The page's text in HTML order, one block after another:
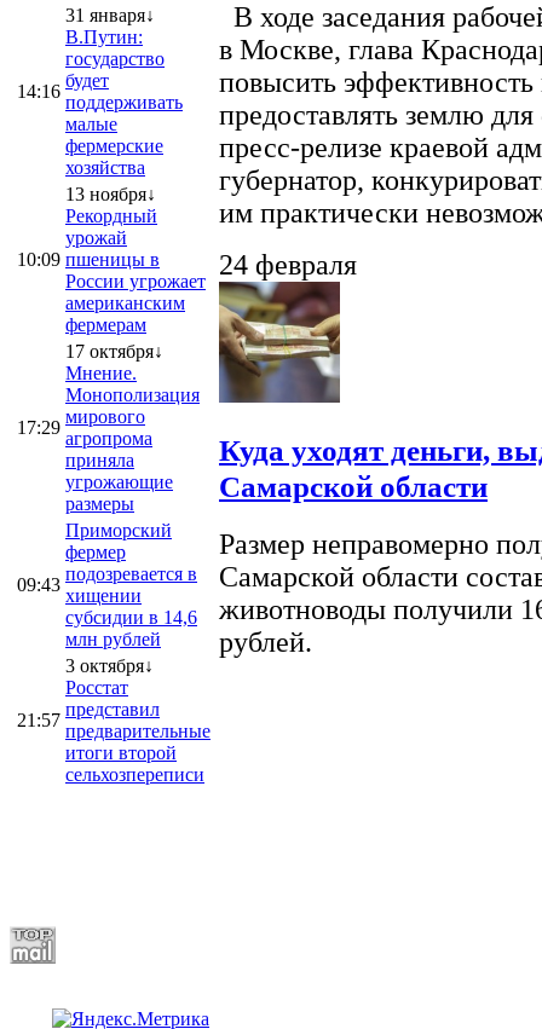
14:16
31 января↓
В.Путин:
государство
будет
поддерживать
малые
фермерские
хозяйства
10:09
13 ноября↓
Рекордный
урожай
пшеницы в
России угрожает
американским
фермерам
17:29
17 октября↓
Мнение.
Монополизация
мирового
агропрома
приняла
угрожающие
размеры
09:43
Приморский
фермер
подозревается в
хищении
субсидии в 14,6
млн рублей
21:57
3 октября↓
Росстат
представил
предварительные
итоги второй
сельхозпереписи
В ходе заседания
в Москве, глава
повысить эффективность
предоставлять землю
пресс-релизе краевой
губернатор,
им практически
24 февраля
Куда уходят деньги,
Самарской области
Размер неправомерно
Самарской области
животноводы получили
рублей.